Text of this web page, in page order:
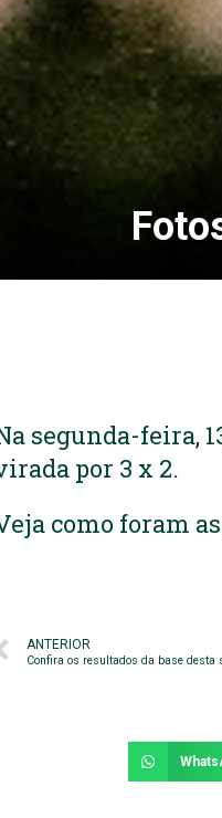
segunda-feira,
por 3 x 2.
como foram
ANTERIOR
Confira os resultados da base desta